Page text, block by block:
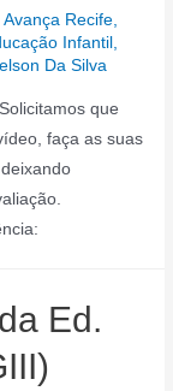
Avança Recife,
Infantil ,
Da Silva
que
faça as suas
Ed.